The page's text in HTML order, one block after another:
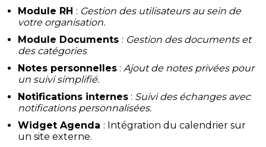
Module RH : Gestion des utilisateurs au sein de
votre organisation.
Module Documents : Gestion des documents et
des catégories
Notes personnelles : Ajout de notes privées pour
un suivi simplifié.
Notifications internes : Suivi des échanges avec
notifications personnalisées.
Widget Agenda : Intégration du calendrier sur
un site externe.